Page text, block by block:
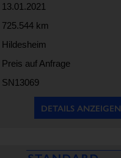
13.01.2021
725.544 km
Hildesheim
Preis auf Anfrage
SN13069
DETAILS ANZEIGEN